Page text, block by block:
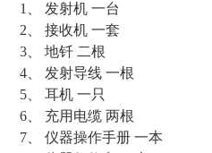
1、 发射机 一台
2、 接收机 一套
3、 地钎 二根
4、 发射导线 一根
5、 耳机 一只
6、 充用电缆 两根
7、 仪器操作手册 一本